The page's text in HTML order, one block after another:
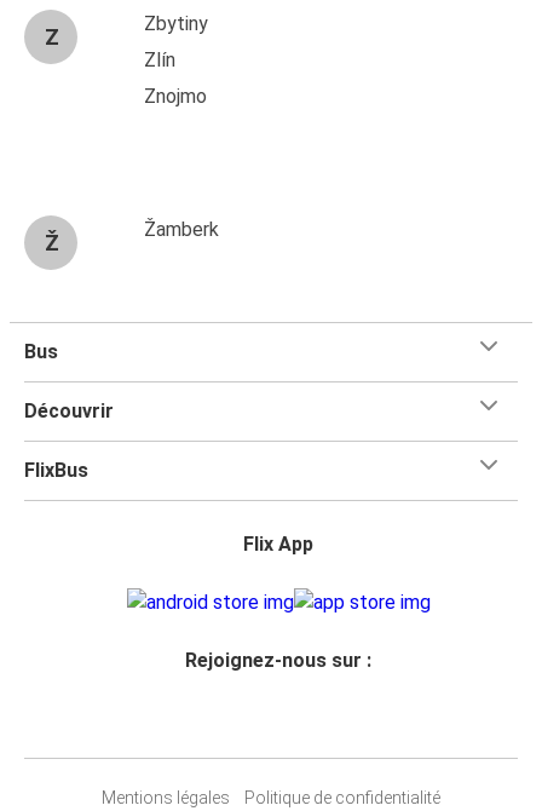
Z
Zbytiny
Zlín
Znojmo
Ž
Žamberk
Bus
Découvrir
FlixBus
Flix App
Rejoignez-nous sur :
Mentions légales Politique de confidentialité